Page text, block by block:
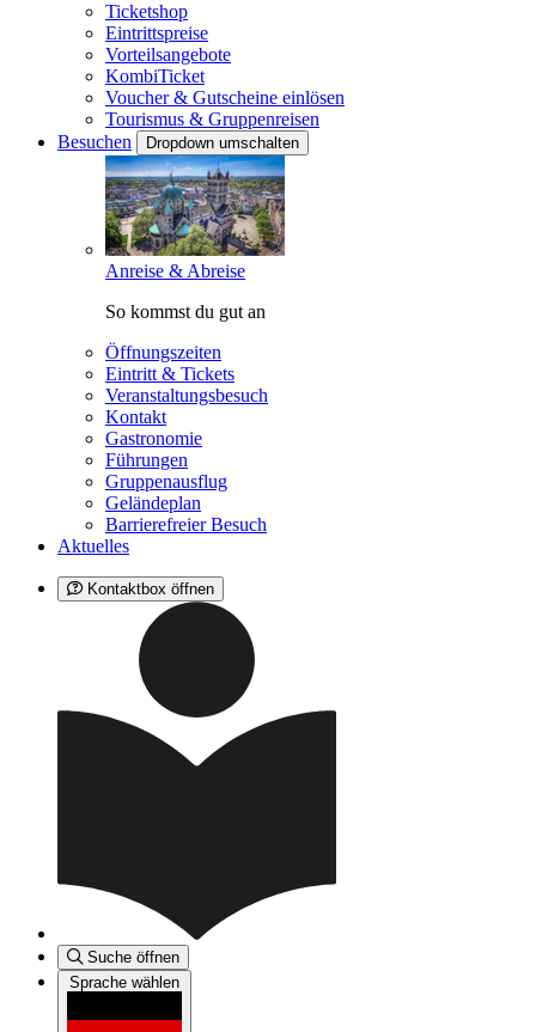
Ticketshop
Eintrittspreise
Vorteilsangebote
KombiTicket
Voucher & Gutscheine einlösen
Tourismus & Gruppenreisen
Besuchen
Dropdown umschalten
Anreise & Abreise
So kommst du gut an
Öffnungszeiten
Eintritt & Tickets
Veranstaltungsbesuch
Kontakt
Gastronomie
Führungen
Gruppenausflug
Geländeplan
Barrierefreier Besuch
Aktuelles
Kontaktbox öffnen
Suche öffnen
Sprache wählen